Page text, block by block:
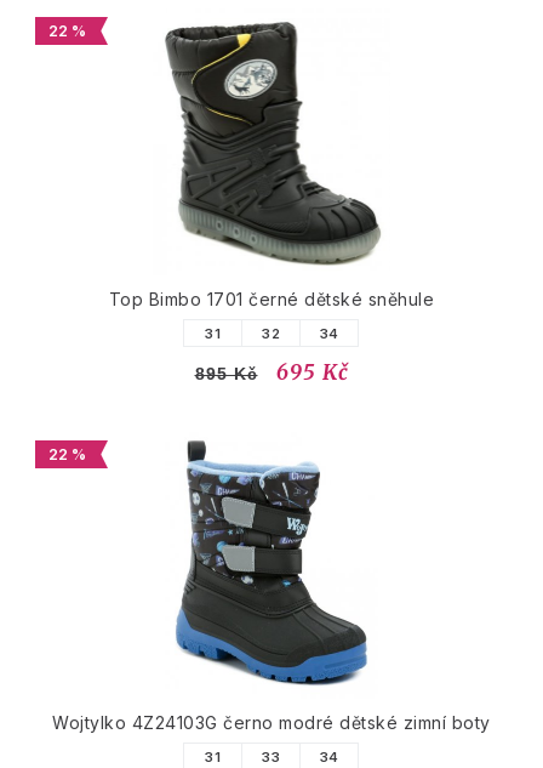
22 %
Top Bimbo 1701 černé dětské sněhule
31 32 34
895 Kč 695 Kč
22 %
Wojtylko 4Z24103G černo modré dětské zimní boty
31 33 34